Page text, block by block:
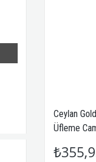
Ceylan
Üfleme